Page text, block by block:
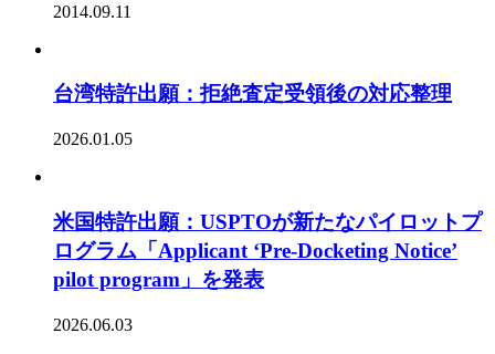
2014.09.11
台湾特許出願：拒絶査定受領後の対応整理
2026.01.05
米国特許出願：USPTOが新たなパイロットプ
ログラム「Applicant ‘Pre-Docketing Notice’
pilot program」を発表
2026.06.03